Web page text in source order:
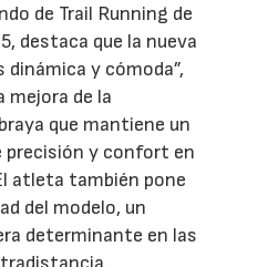
de Trail Running de
destaca que la nueva
y cómoda”,
mejora de la
que mantiene un
precisión y confort en
atleta también pone
del modelo, un
determinante en las